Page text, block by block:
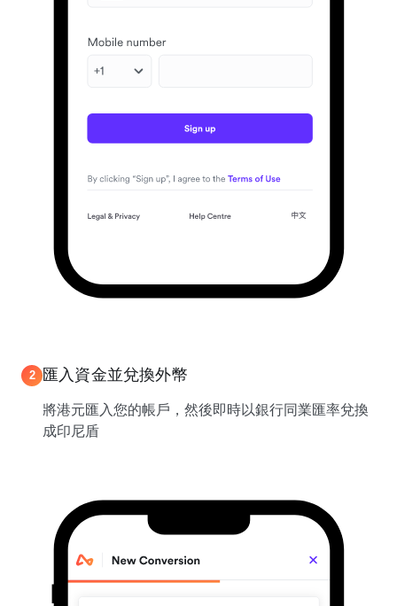
2 匯入資金並兌換外幣
將港元匯入您的帳戶，然後即時以銀行同業匯率兌換
成印尼盾